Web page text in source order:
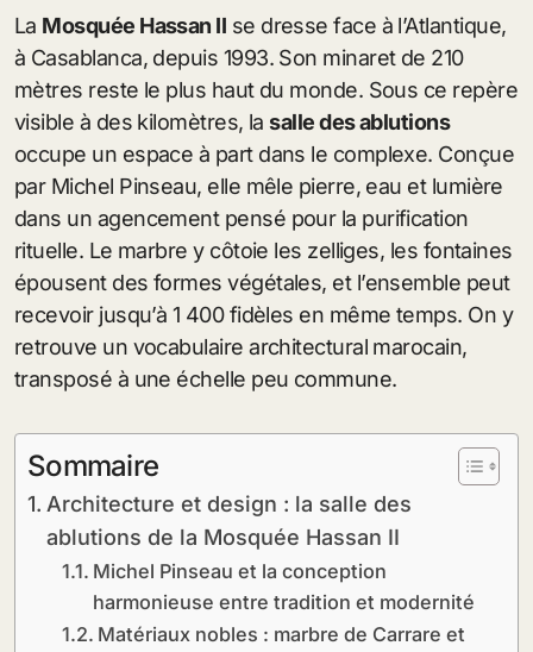
La Mosquée Hassan II se dresse face à l’Atlantique,
à Casablanca, depuis 1993. Son minaret de 210
mètres reste le plus haut du monde. Sous ce repère
visible à des kilomètres, lasalle des ablutions
occupe un espace à part dans le complexe. Conçue
par Michel Pinseau, elle mêle pierre, eau et lumière
dans un agencement pensé pour la purification
rituelle. Le marbre y côtoie les zelliges, les fontaines
épousent des formes végétales, et l’ensemble peut
recevoir jusqu’à 1 400 fidèles en même temps. On y
retrouve un vocabulaire architectural marocain,
transposé à une échelle peu commune.
Sommaire
Architecture et design : la salle des
ablutions de la Mosquée Hassan II
Michel Pinseau et la conception
harmonieuse entre tradition et modernité
Matériaux nobles : marbre de Carrare et